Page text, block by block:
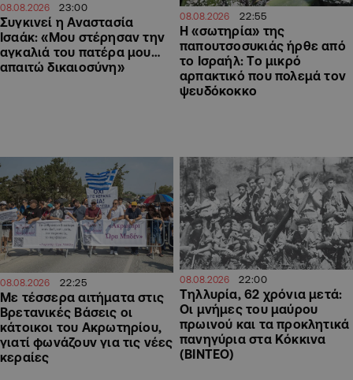
08.08.2026 23:00
Συγκινεί η Αναστασία
Ισαάκ: «Μου στέρησαν την
αγκαλιά του πατέρα μου…
απαιτώ δικαιοσύνη»
08.08.2026 22:55
Η «σωτηρία» της
παπουτσοσυκιάς ήρθε από
το Ισραήλ: Το μικρό
αρπακτικό που πολεμά τον
ψευδόκοκκο
08.08.2026 22:25
Με τέσσερα αιτήματα στις
Βρετανικές Βάσεις οι
κάτοικοι του Ακρωτηρίου,
γιατί φωνάζουν για τις νέες
κεραίες
08.08.2026 22:00
Τηλλυρία, 62 χρόνια μετά:
Οι μνήμες του μαύρου
πρωινού και τα προκλητικά
πανηγύρια στα Κόκκινα
(ΒΙΝΤΕΟ)